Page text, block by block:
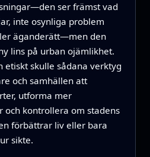
ser främst vad
inte osynliga problem
äganderätt—men den
lins på urban ojämlikhet.
etiskt skulle sådana verktyg
och samhällen att
utforma mer
och kontrollera om stadens
förbättrar liv eller bara
sikte.